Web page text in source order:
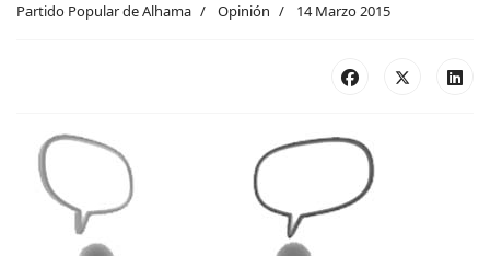
Partido Popular de Alhama Opinión 14 Marzo 2015